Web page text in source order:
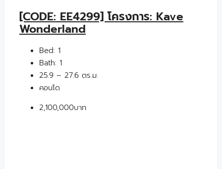
[CODE: EE4299] โครงการ: Kave
Wonderland
Bed: 1
Bath: 1
25.9 – 27.6 ตร.ม.
คอนโด
2,100,000บาท